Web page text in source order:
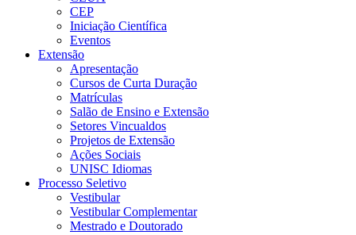
CEP
Iniciação Científica
Eventos
Extensão
Apresentação
Cursos de Curta Duração
Matrículas
Salão de Ensino e Extensão
Setores Vincualdos
Projetos de Extensão
Ações Sociais
UNISC Idiomas
Processo Seletivo
Vestibular
Vestibular Complementar
Mestrado e Doutorado